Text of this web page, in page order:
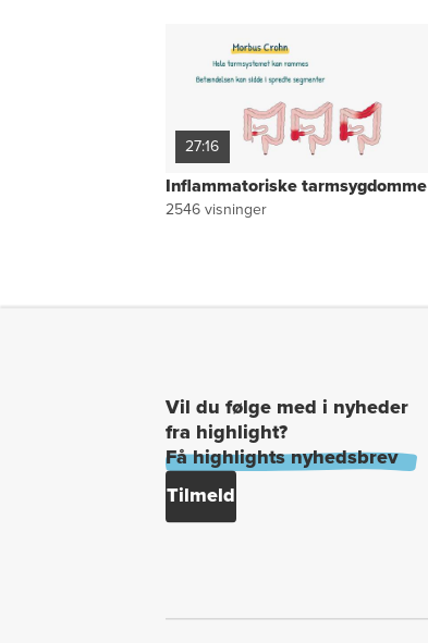
27:16
Inflammatoriske tarmsygdomme
2546visninger
Vil du følge med i nyheder
fra highlight?
Få highlights nyhedsbrev
Tilmeld